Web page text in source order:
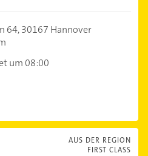
64,30167 Hannover
um 08:00
AUS DER REGION
FIRST CLASS